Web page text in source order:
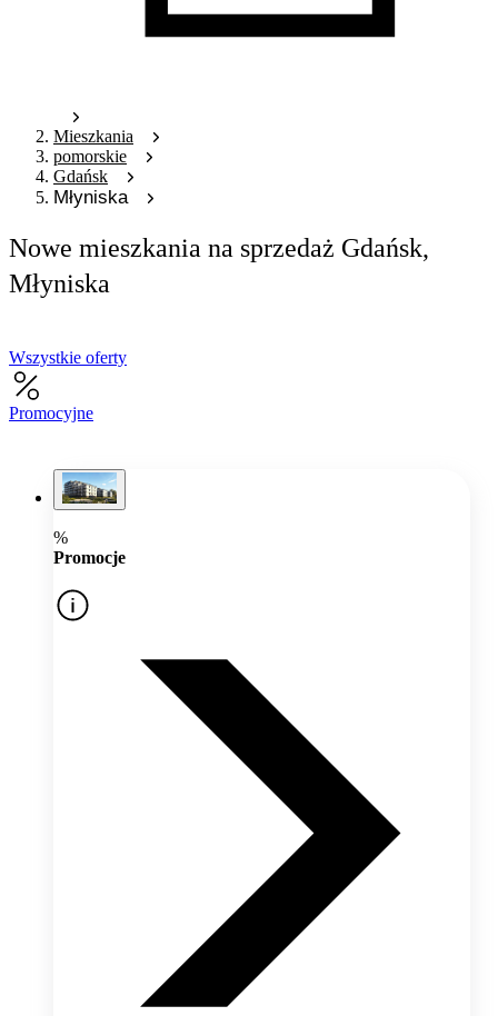
Mieszkania
pomorskie
Gdańsk
Młyniska
Nowe mieszkania na sprzedaż Gdańsk,
Młyniska
Wszystkie oferty
Promocyjne
%
Promocje